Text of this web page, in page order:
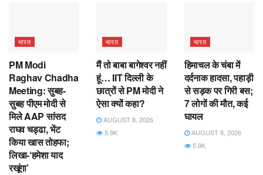
भारत
PM Modi
Raghav Chadha
Meeting: सुबह-
सुबह पीएम मोदी से
मिले AAP सांसद
राघव चड्ढा, भेंट
किया खास तोहफा;
लिखा-‘हमेशा याद
रखूंगा’
भारत
मैं तो बाबा बागेश्वर नहीं
हूं… IIT दिल्ली के
छात्रों से PM मोदी ने
ऐसा क्यों कहा?
AUGUST 8, 2026
5.9K
भारत
हिमाचल के चंबा में
दर्दनाक हादसा, पहाड़ी
से सड़क पर गिरी बस;
7 लोगों की मौत, कई
घायल
AUGUST 8, 2026
5.9K